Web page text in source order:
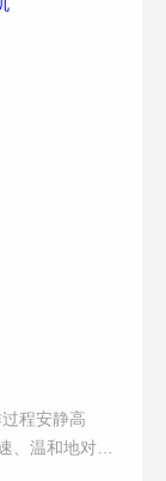
程安静高
、温和地对湿